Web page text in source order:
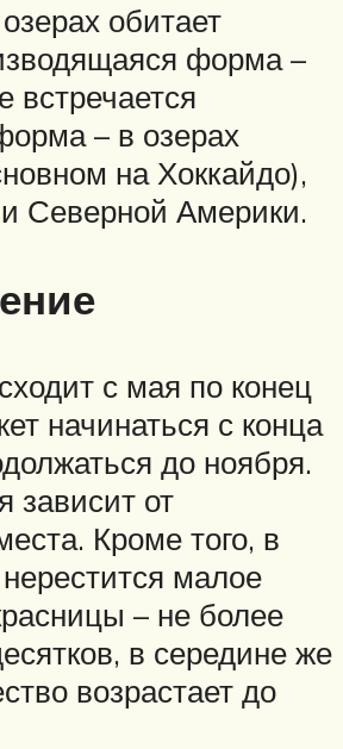
обитает
форма –
встречается
– в озерах
на Хоккайдо),
Северной Америки.
с мая по конец
начинаться с конца
до ноября.
зависит от
Кроме того, в
малое
– не более
в середине же
возрастает до